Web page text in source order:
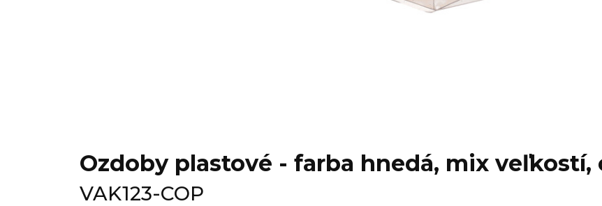
Ozdoby plastové - farba hnedá, mix veľkostí,
VAK123-COP